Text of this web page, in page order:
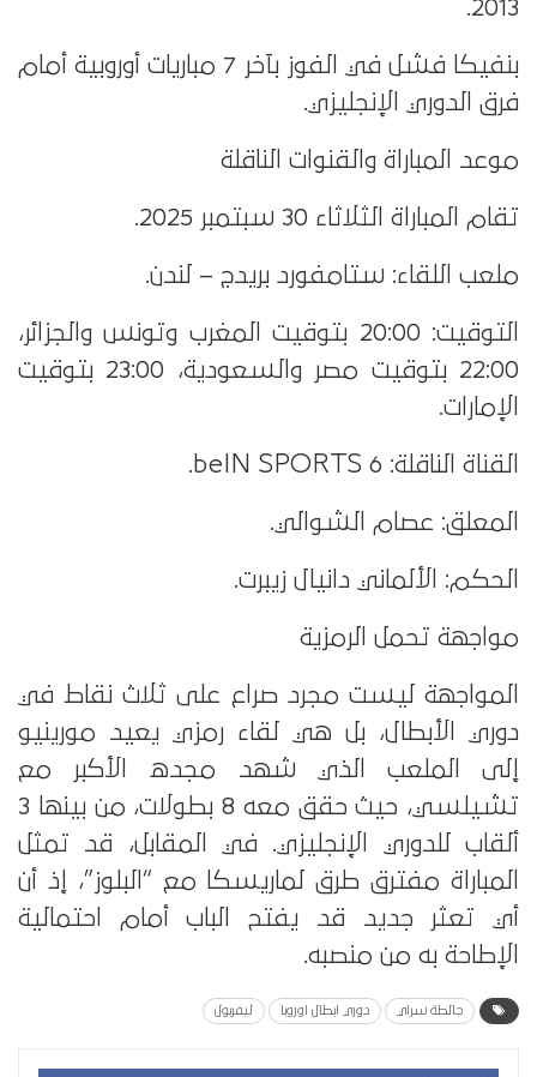
2013.
بنفيكا فشل في الفوز بآخر 7 مباريات أوروبية أمام
فرق الدوري الإنجليزي.
موعد المباراة والقنوات الناقلة
تقام المباراة الثلاثاء 30 سبتمبر 2025.
ملعب اللقاء: ستامفورد بريدج – لندن.
التوقيت: 20:00 بتوقيت المغرب وتونس والجزائر،
22:00 بتوقيت مصر والسعودية، 23:00 بتوقيت
الإمارات.
القناة الناقلة: beIN SPORTS 6.
المعلق: عصام الشوالي.
الحكم: الألماني دانيال زيبرت.
مواجهة تحمل الرمزية
المواجهة ليست مجرد صراع على ثلاث نقاط في
دوري الأبطال، بل هي لقاء رمزي يعيد مورينيو
إلى الملعب الذي شهد مجده الأكبر مع
تشيلسي، حيث حقق معه 8 بطولات، من بينها 3
ألقاب للدوري الإنجليزي. في المقابل، قد تمثل
المباراة مفترق طرق لماريسكا مع “البلوز”، إذ أن
أي تعثر جديد قد يفتح الباب أمام احتمالية
الإطاحة به من منصبه.
جالطة سراي دوري ابطال اوروبا ليفربول